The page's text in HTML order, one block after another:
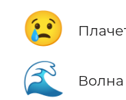
😢
🌊 Волна